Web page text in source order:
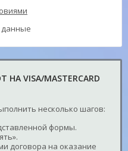
НА VISA/MASTERCARD
несколько шагов:
формы.
договора на оказание